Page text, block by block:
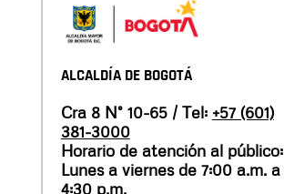
ALCALDÍA DE BOGOTÁ
Cra 8 N° 10-65 / Tel: +57 (601)
381-3000
Horario de atención al público:
Lunes a viernes de 7:00 a.m. a
4:30 p.m.